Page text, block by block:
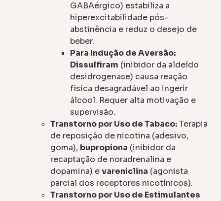
GABAérgico) estabiliza a
hiperexcitabilidade pós-
abstinência e reduz o desejo de
beber.
Para Indução de Aversão:
Dissulfiram (inibidor da aldeído
desidrogenase) causa reação
física desagradável ao ingerir
álcool. Requer alta motivação e
supervisão.
Transtorno por Uso de Tabaco:Terapia
de reposição de nicotina (adesivo,
goma), bupropiona (inibidor da
recaptação de noradrenalina e
dopamina) evareniclina (agonista
parcial dos receptores nicotínicos).
Transtorno por Uso de Estimulantes